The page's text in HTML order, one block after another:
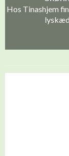
Hos Tinashjem